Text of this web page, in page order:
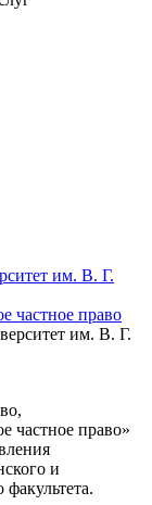
им. В. Г.
частное право
частное право»
и